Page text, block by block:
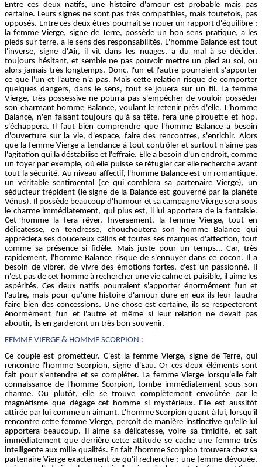
Entre ces deux natifs, une histoire d'amour est probable mais pas
certaine. Leurs signes ne sont pas très compatibles, mais toutefois, pas
opposés. Entre ces deux êtres pourrait se nouer un rapport d'équilibre :
la femme Vierge, signe de Terre, possède un bon sens pratique, a les
pieds sur terre, a le sens des responsabilités. L'homme Balance est tout
l'inverse, signe d'Air, il vit dans les nuages, a du mal à se décider,
toujours hésitant, et semble ne pas pouvoir mettre un pied au sol, ou
alors jamais très longtemps. Donc, l'un et l'autre pourraient s'apporter
ce que l'un et l'autre n'a pas. Mais cette relation risque de comporter
quelques dangers, dans le sens, tout se jouera sur un fil. La femme
Vierge, très possessive ne pourra pas s'empêcher de vouloir posséder
son charmant homme Balance, voulant le retenir près d'elle. L'homme
Balance, n'en faisant toujours qu'à sa tête, fera une pirouette et hop,
s'échappera. Il faut bien comprendre que l'homme Balance a besoin
d'ouverture sur la vie, d'espace, faire des rencontres, s'enrichir. Alors
que la femme Vierge a tendance à tout contrôler et surtout n'aime pas
l'agitation qui la déstabilise et l'effraie. Elle a besoin d'un endroit, comme
un foyer par exemple, où elle puisse se réfugier car elle recherche avant
tout la sécurité. Au niveau affectif, l'homme Balance est un romantique,
un véritable sentimental (ce qui comblera sa partenaire Vierge), un
séducteur trépident (le signe de la Balance est gouverné par la planète
Vénus). Il possède beaucoup d'humour et sa campagne Vierge sera sous
le charme immédiatement, qui plus est, il lui apportera de la fantaisie.
Cet homme la fera rêver. Inversement, la femme Vierge, tout en
délicatesse, en tendresse, chouchoutera son homme Balance qui
appréciera ses doucereux câlins et toutes ses marques d'affection, tout
comme sa présence si fidèle. Mais juste pour un temps... Car, très
rapidement, l'homme Balance risque de s'ennuyer dans ce cocon. Il a
besoin de vibrer, de vivre des émotions fortes, c'est un passionné. Il
n'est pas de cet homme à rechercher une vie calme et paisible, il aime les
aspérités. Ces deux natifs pourraient s'apporter énormément l'un et
l'autre, mais pour qu'une histoire d'amour dure en eux ils leur faudra
faire bien des concessions. Une chose est certaine, ils se respecteront
énormément l'un et l'autre et même si leur relation ne devait pas
aboutir, ils en garderont un très bon souvenir.
FEMME VIERGE & HOMME SCORPION :
Ce couple est prometteur. C'est la femme Vierge, signe de Terre, qui
rencontre l'homme Scorpion, signe d'Eau. Or ces deux éléments sont
fait pour s'entendre et se compléter. La femme Vierge lorsqu'elle fait
connaissance de l'homme Scorpion, tombe immédiatement sous son
charme. Ou plutôt, elle se trouve complètement envoûtée par le
magnétisme que dégage cet homme si mystérieux. Elle est aussitôt
attirée par lui comme un aimant. L'homme Scorpion quant à lui, lorsqu'il
rencontre cette femme Vierge, perçoit de manière instinctive qu'elle lui
apportera beaucoup. Il aime sa délicatesse, voire sa timidité, et sait
immédiatement que derrière cette attitude se cache une femme très
intelligente aux mille qualités. En fait l'homme Scorpion trouvera chez sa
partenaire Vierge exactement ce qu'il recherche : une femme dévouée,